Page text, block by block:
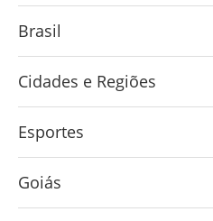
Brasil
Cidades e Regiões
Esportes
Goiás